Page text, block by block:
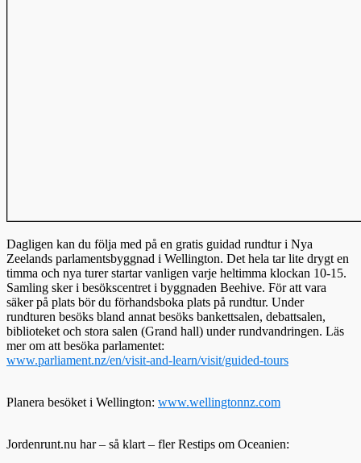
Dagligen kan du följa med på en gratis guidad rundtur i Nya
Zeelands parlamentsbyggnad i Wellington. Det hela tar lite drygt en
timma och nya turer startar vanligen varje heltimma klockan 10-15.
Samling sker i besökscentret i byggnaden Beehive. För att vara
säker på plats bör du förhandsboka plats på rundtur. Under
rundturen besöks bland annat besöks bankettsalen, debattsalen,
biblioteket och stora salen (Grand hall) under rundvandringen. Läs
mer om att besöka parlamentet:
www.parliament.nz/en/visit-and-learn/visit/guided-tours
Planera besöket i Wellington: www.wellingtonnz.com
Jordenrunt.nu har – så klart – fler Restips om Oceanien: